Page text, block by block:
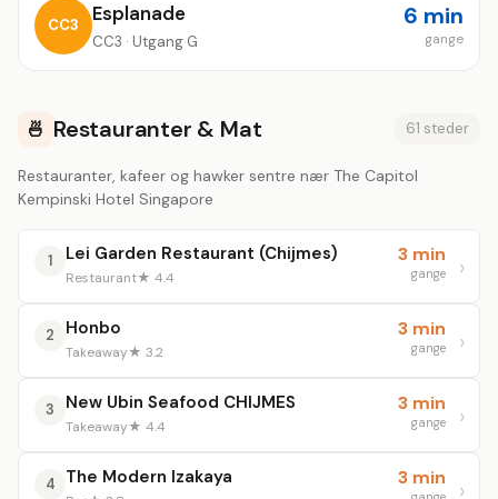
CC3 Esplanade
CC3 · Utgang G
6 min
gange
🍜 Restauranter & Mat 61 steder
Restauranter, kafeer og hawker sentre nær The Capitol
Kempinski Hotel Singapore
1 Lei Garden Restaurant (Chijmes)
Restaurant★ 4.4
3 min
gange
2 Honbo
Takeaway★ 3.2
3 min
gange
3 New Ubin Seafood CHIJMES
Takeaway★ 4.4
3 min
gange
4 The Modern Izakaya 3 min